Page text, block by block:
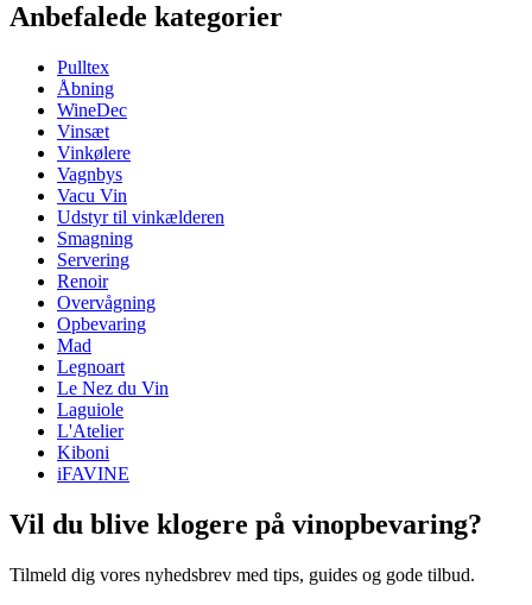
Produktnummer107-763-00
Dimensioner (BxHxD cm)
Vægt (kg)
Højde (cm)
Bredde (cm)
Dybde (cm)
Anbefalede kategorier
Pulltex
Åbning
WineDec
Vinsæt
Vinkølere
Vagnbys
Vacu Vin
Udstyr til vinkælderen
Smagning
Servering
Renoir
Overvågning
Opbevaring
Mad
Legnoart
Le Nez du Vin
Laguiole
L'Atelier
Kiboni
iFAVINE
Vil du blive klogere på vinopbevaring?
Tilmeld dig vores nyhedsbrev med tips, guides og gode tilbud.